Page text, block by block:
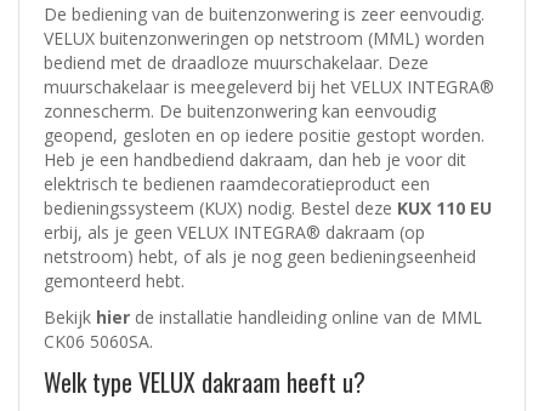
De bediening van de buitenzonwering is zeer eenvoudig.
VELUX buitenzonweringen op netstroom (MML) worden
bediend met de draadloze muurschakelaar. Deze
muurschakelaar is meegeleverd bij het VELUX INTEGRA®
zonnescherm. De buitenzonwering kan eenvoudig
geopend, gesloten en op iedere positie gestopt worden.
Heb je een handbediend dakraam, dan heb je voor dit
elektrisch te bedienen raamdecoratieproduct een
bedieningssysteem (KUX) nodig. Bestel deze KUX 110 EU
erbij, als je geen VELUX INTEGRA® dakraam (op
netstroom) hebt, of als je nog geen bedieningseenheid
gemonteerd hebt.
Bekijk hier de installatie handleiding online van de MML
CK06 5060SA.
Welk type VELUX dakraam heeft u?